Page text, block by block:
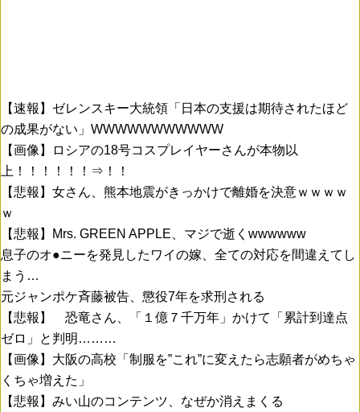
【速報】ゼレンスキー大統領「日本の支援は期待されたほど
の成果がない」WWWWWWWWWWW
【画像】ロシアの18号コスプレイヤーさんが本物以
上！！！！！！⇒！！
【悲報】女さん、熊本地震がきっかけで離婚を決意ｗｗｗｗ
ｗ
【悲報】Mrs. GREEN APPLE、マジで逝くwwwwww
息子のオ●ニーを発見したワイの嫁、全ての対応を間違えてし
まう…
元ジャンポケ斉藤被告、懲役7年を求刑される
【悲報】 恐竜さん、「１億７千万年」かけて「累計到達点
ゼロ」と判明………
【画像】大阪の高校「制服を”これ”に変えたら志願者がめちゃ
くちゃ増えた」
【悲報】みい山のコンテンツ、なぜか消えまくる